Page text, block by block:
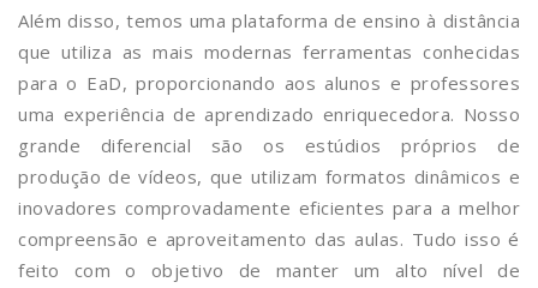
Além disso, temos uma plataforma de ensino à distância
que utiliza as mais modernas ferramentas conhecidas
para o EaD, proporcionando aos alunos e professores
uma experiência de aprendizado enriquecedora. Nosso
grande diferencial são os estúdios próprios de
produção de vídeos, que utilizam formatos dinâmicos e
inovadores comprovadamente eficientes para a melhor
compreensão e aproveitamento das aulas. Tudo isso é
feito com o objetivo de manter um alto nível de